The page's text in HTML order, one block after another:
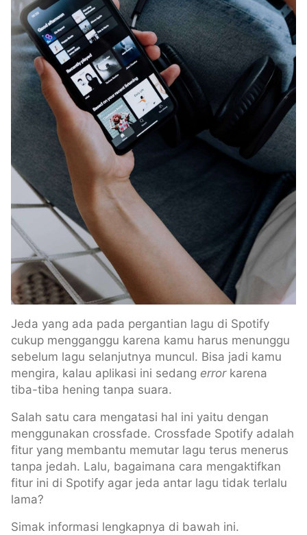
Jeda yang ada pada pergantian lagu di Spotify
cukup mengganggu karena kamu harus menunggu
sebelum lagu selanjutnya muncul. Bisa jadi kamu
mengira, kalau aplikasi ini sedang errorkarena
tiba-tiba hening tanpa suara.
Salah satu cara mengatasi hal ini yaitu dengan
menggunakan crossfade. Crossfade Spotify adalah
fitur yang membantu memutar lagu terus menerus
tanpa jedah. Lalu, bagaimana cara mengaktifkan
fitur ini di Spotify agar jeda antar lagu tidak terlalu
lama?
Simak informasi lengkapnya di bawah ini.